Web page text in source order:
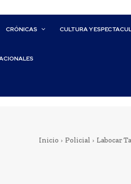
CRÓNICAS CULTURA Y
Inicio Policial Labocar